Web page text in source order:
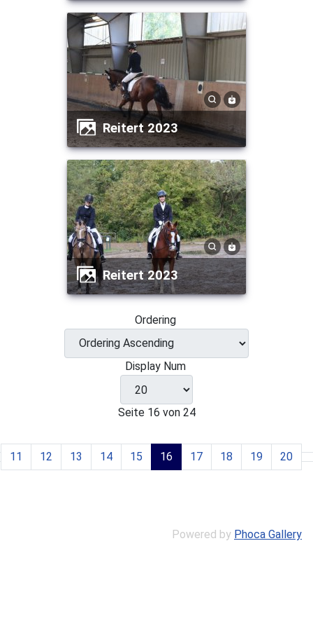
Reitert 2023
Reitert 2023
Ordering
Display Num
Seite 16 von 24
11 12 13 14 15 16 17 18 19 20
Powered by Phoca Gallery